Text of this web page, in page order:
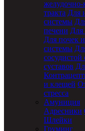
тракта Для
системы
печени Для
Для почек
системы
суставов
и клещей
стресса
Амуниция
Адресники
Шлейки
Груминг